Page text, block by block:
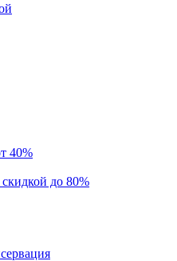
40%
до 80%